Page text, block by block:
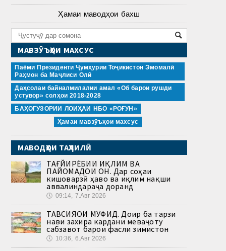
Ҳамаи маводҳои бахш
МАВЗӮЪҲОИ МАХСУС
Паёми Президенти Ҷумҳурии Тоҷикистон Эмомалӣ
Раҳмон ба Маҷлиси Олӣ
Даҳсолаи байналмилалии амал «Об барои рушди
устувор» солҳои 2018-2028
БАҲОГУЗОРИИ ЛОИҲАИ НБО «РОҒУН»
Ҳамаи мавзӯъҳои махсус
МАВОДҲОИ ТАҲЛИЛӢ
ТАҒЙИРЁБИИ ИҚЛИМ ВА
ПАЙОМАДҲОИ ОН. Дар соҳаи
кишоварзӣ ҳаво ва иқлим нақши
аввалиндараҷа доранд
🕔 09:14, 7.Авг 2026
ТАВСИЯҲОИ МУФИД. Доир ба тарзи
нави захира кардани меваҷоту
сабзавот барои фасли зимистон
🕔 10:36, 6.Авг 2026